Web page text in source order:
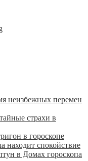
неизбежных перемен
страхи в
в гороскопе
находит спокойствие
в Домах гороскопа